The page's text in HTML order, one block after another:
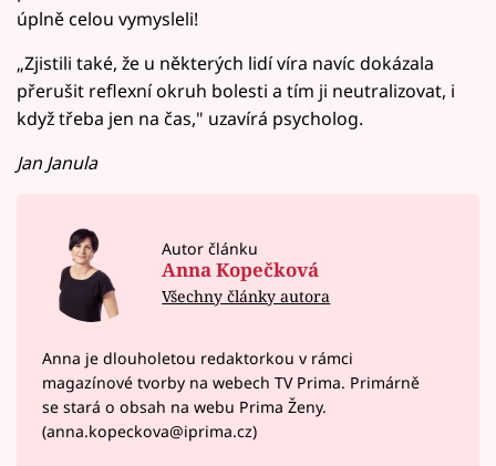
úplně celou vymysleli!
„Zjistili také, že u některých lidí víra navíc dokázala
přerušit reflexní okruh bolesti a tím ji neutralizovat, i
když třeba jen na čas," uzavírá psycholog.
Jan Janula
Autor článku
Anna Kopečková
Všechny články autora
Anna je dlouholetou redaktorkou v rámci
magazínové tvorby na webech TV Prima. Primárně
se stará o obsah na webu Prima Ženy.
(anna.kopeckova@iprima.cz)